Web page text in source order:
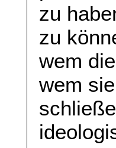
zu
zu
wem
wem